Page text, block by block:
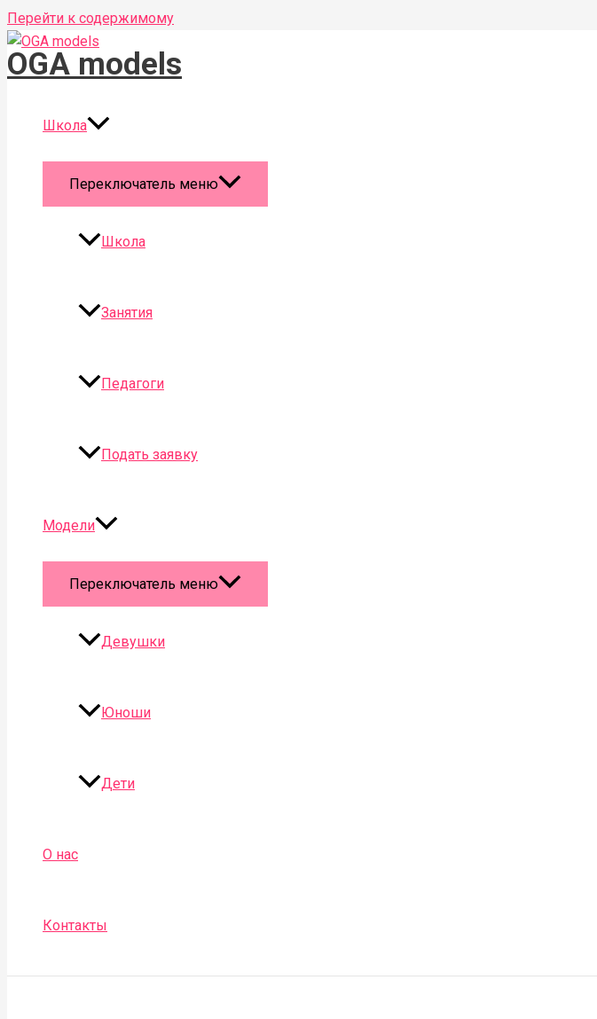
Перейти к содержимому
OGA models
Школа
Переключатель меню
Школа
Занятия
Педагоги
Подать заявку
Модели
Переключатель меню
Девушки
Юноши
Дети
О нас
Контакты